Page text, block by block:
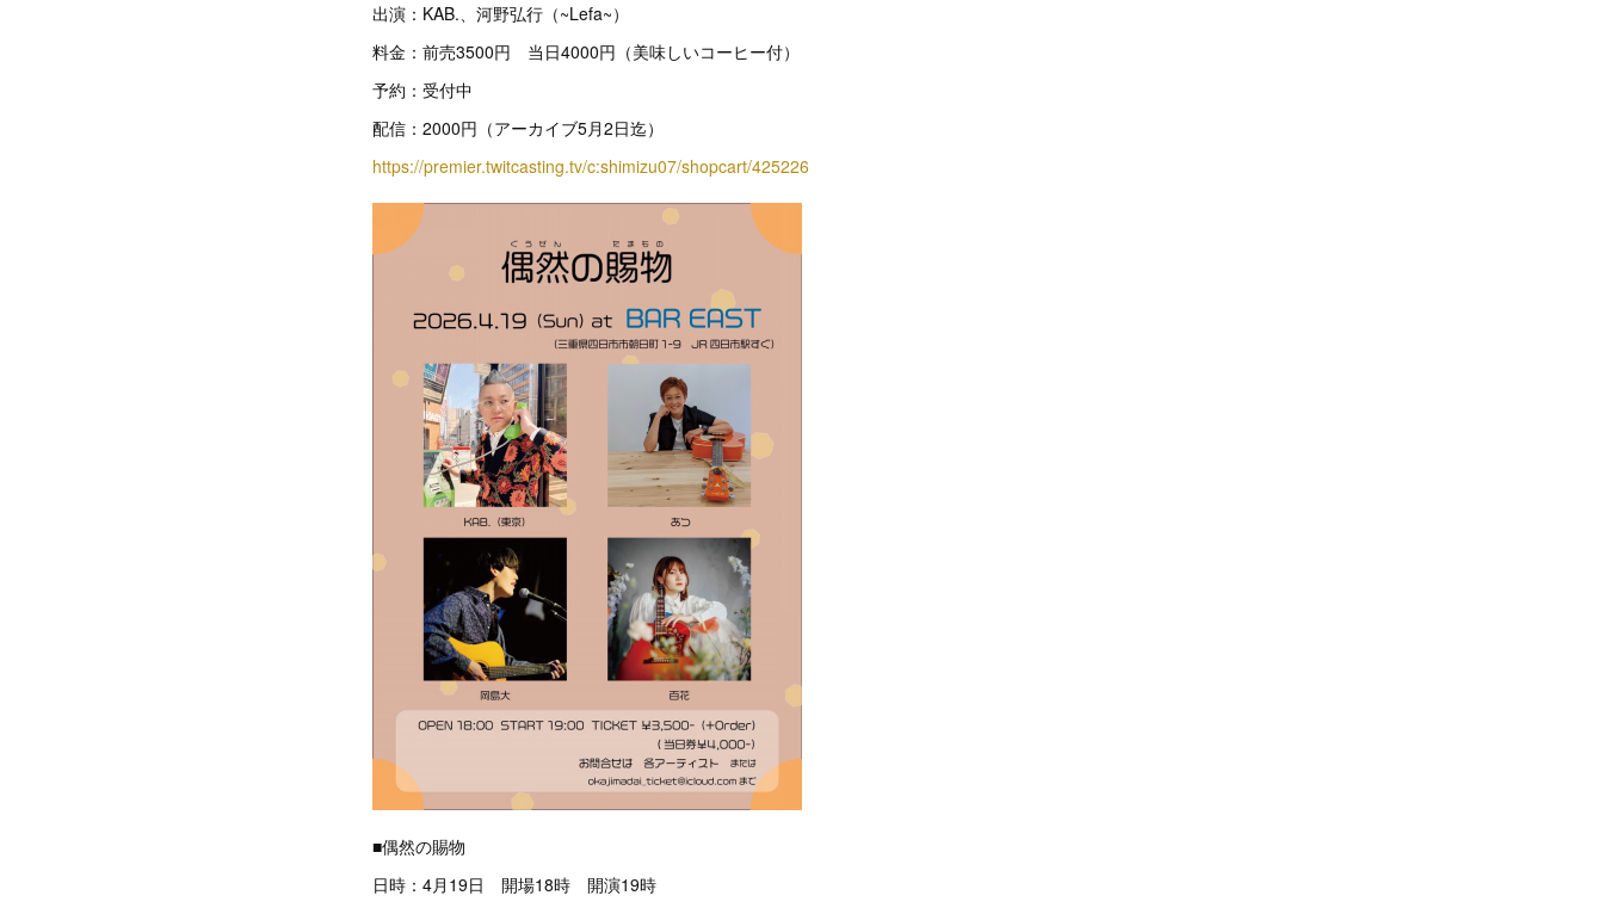
出演：KAB.、河野弘行（~Lefa~）
料金：前売3500円 当日4000円（美味しいコーヒー付）
予約：受付中
配信：2000円（アーカイブ5月2日迄）
https://premier.twitcasting.tv/c:shimizu07/shopcart/425226
■偶然の賜物
日時：4月19日 開場18時 開演19時